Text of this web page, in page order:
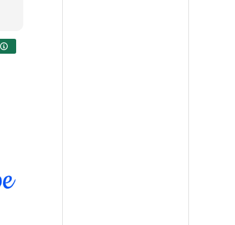
長いお付き合いになると思うので